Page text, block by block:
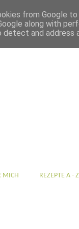
MICH REZEPTE A - Z
from Google
along with
and address